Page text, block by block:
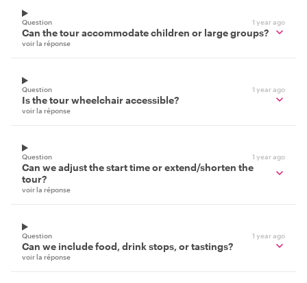
Question 1 year ago
Can the tour accommodate children or large groups?
voir la réponse
Question 1 year ago
Is the tour wheelchair accessible?
voir la réponse
Question 1 year ago
Can we adjust the start time or extend/shorten the
tour?
voir la réponse
Question 1 year ago
Can we include food, drink stops, or tastings?
voir la réponse